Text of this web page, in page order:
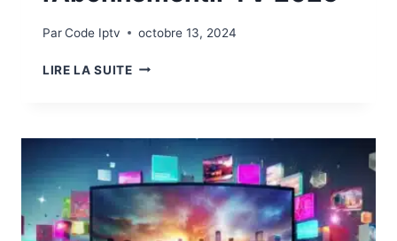
ParCode Iptv octobre 13, 2024
LIRE LA SUITE